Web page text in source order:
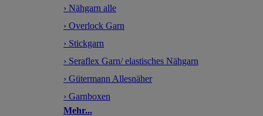
› Nähgarn alle
› Overlock Garn
› Stickgarn
› Seraflex Garn/ elastisches Nähgarn
› Gütermann Allesnäher
› Garnboxen
Mehr...